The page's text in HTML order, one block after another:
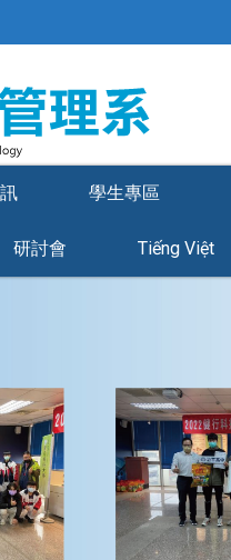
學生專區
研討會 Tiếng Việt